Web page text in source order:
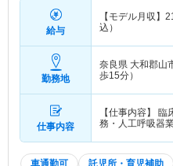
給与
【モデル月収】
込）
勤務地
奈良県 大和郡山
歩15分）
仕事内容
【仕事内容】
務・人工呼吸器